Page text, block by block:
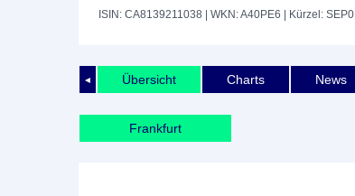
ISIN: CA8139211038 | WKN: A40PE6 | Kürzel: SEP0
◄ Übersicht Charts News
Frankfurt